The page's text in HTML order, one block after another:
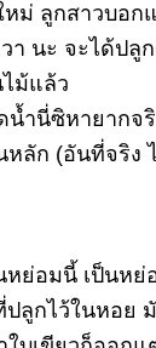
หม่ ลูกสาวบอก
า นะ จะได้ปลู
ม้แล้ว
นี่ซิหายากจริ
หลัก (อันที่จริง
หย่อมนี้ เป็นหย่
ปลูกไว้ในหอย